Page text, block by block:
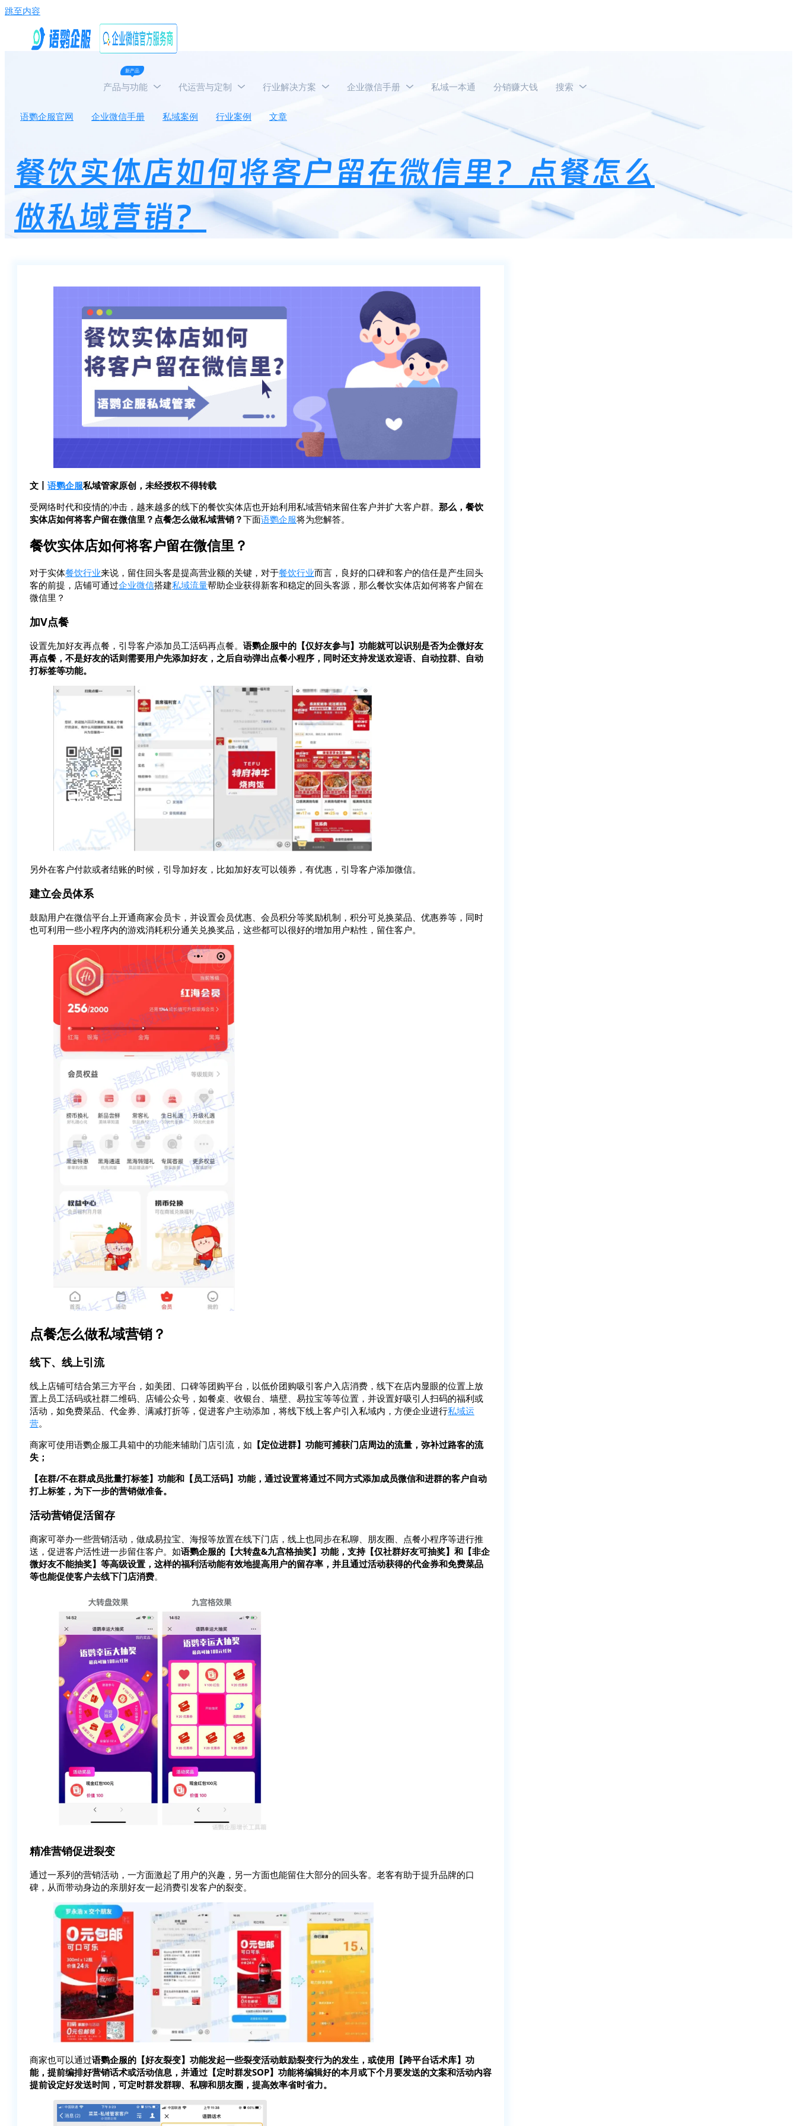
跳至内容
新产品
产品与功能 代运营与定制 行业解决方案 企业微信手册 私域一本通 分销赚大钱 搜索
语鹦企服官网 企业微信手册 私域案例 行业案例 文章 餐饮实体店如何将客户留在微信里？点餐怎么做私域营销？
餐饮实体店如何将客户留在微信里？点餐怎么
做私域营销？
文丨 语鹦企服私域管家原创，未经授权不得转载
受网络时代和疫情的冲击，越来越多的线下的餐饮实体店也开始利用私域营销来留住客户并扩大客户群。 那么，餐饮
实体店如何将客户留在微信里？点餐怎么做私域营销？下面语鹦企服将为您解答。
餐饮实体店如何将客户留在微信里？
对于实体餐饮行业来说，留住回头客是提高营业额的关键，对于餐饮行业而言，良好的口碑和客户的信任是产生回头
客的前提，店铺可通过企业微信搭建私域流量帮助企业获得新客和稳定的回头客源，那么餐饮实体店如何将客户留在
微信里？
加V点餐
设置先加好友再点餐，引导客户添加员工活码再点餐。 语鹦企服中的【仅好友参与】功能就可以识别是否为企微好友
再点餐，不是好友的话则需要用户先添加好友，之后自动弹出点餐小程序，同时还支持发送欢迎语、自动拉群、自动
打标签等功能。
另外在客户付款或者结账的时候，引导加好友，比如加好友可以领券，有优惠，引导客户添加微信。
建立会员体系
鼓励用户在微信平台上开通商家会员卡，并设置会员优惠、会员积分等奖励机制，积分可兑换菜品、优惠券等，同时
也可利用一些小程序内的游戏消耗积分通关兑换奖品，这些都可以很好的增加用户粘性，留住客户。
点餐怎么做私域营销？
线下、线上引流
线上店铺可结合第三方平台，如美团、口碑等团购平台，以低价团购吸引客户入店消费，线下在店内显眼的位置上放
置上员工活码或社群二维码、店铺公众号，如餐桌、收银台、墙壁、易拉宝等等位置，并设置好吸引人扫码的福利或
活动，如免费菜品、代金券、满减打折等，促进客户主动添加，将线下线上客户引入私域内，方便企业进行私域运
营。
商家可使用语鹦企服工具箱中的功能来辅助门店引流，如 【定位进群】功能可捕获门店周边的流量，弥补过路客的流
失；
【在群/不在群成员批量打标签】功能和【员工活码】功能，通过设置将通过不同方式添加成员微信和进群的客户自动
打上标签，为下一步的营销做准备。
活动营销促活留存
商家可举办一些营销活动，做成易拉宝、海报等放置在线下门店，线上也同步在私聊、朋友圈、点餐小程序等进行推
送，促进客户活性进一步留住客户。如语鹦企服的【大转盘&九宫格抽奖】功能，支持【仅社群好友可抽奖】和【非企
微好友不能抽奖】等高级设置，这样的福利活动能有效地提高用户的留存率，并且通过活动获得的代金券和免费菜品
等也能促使客户去线下门店消费。
精准营销促进裂变
通过一系列的营销活动，一方面激起了用户的兴趣，另一方面也能留住大部分的回头客。老客有助于提升品牌的口
碑，从而带动身边的亲朋好友一起消费引发客户的裂变。
商家也可以通过语鹦企服的【好友裂变】功能发起一些裂变活动鼓励裂变行为的发生，或使用【跨平台话术库】功
能，提前编排好营销话术或活动信息，并通过【定时群发SOP】功能将编辑好的本月或下个月要发送的文案和活动内容
提前设定好发送时间，可定时群发群聊、私聊和朋友圈，提高效率省时省力。